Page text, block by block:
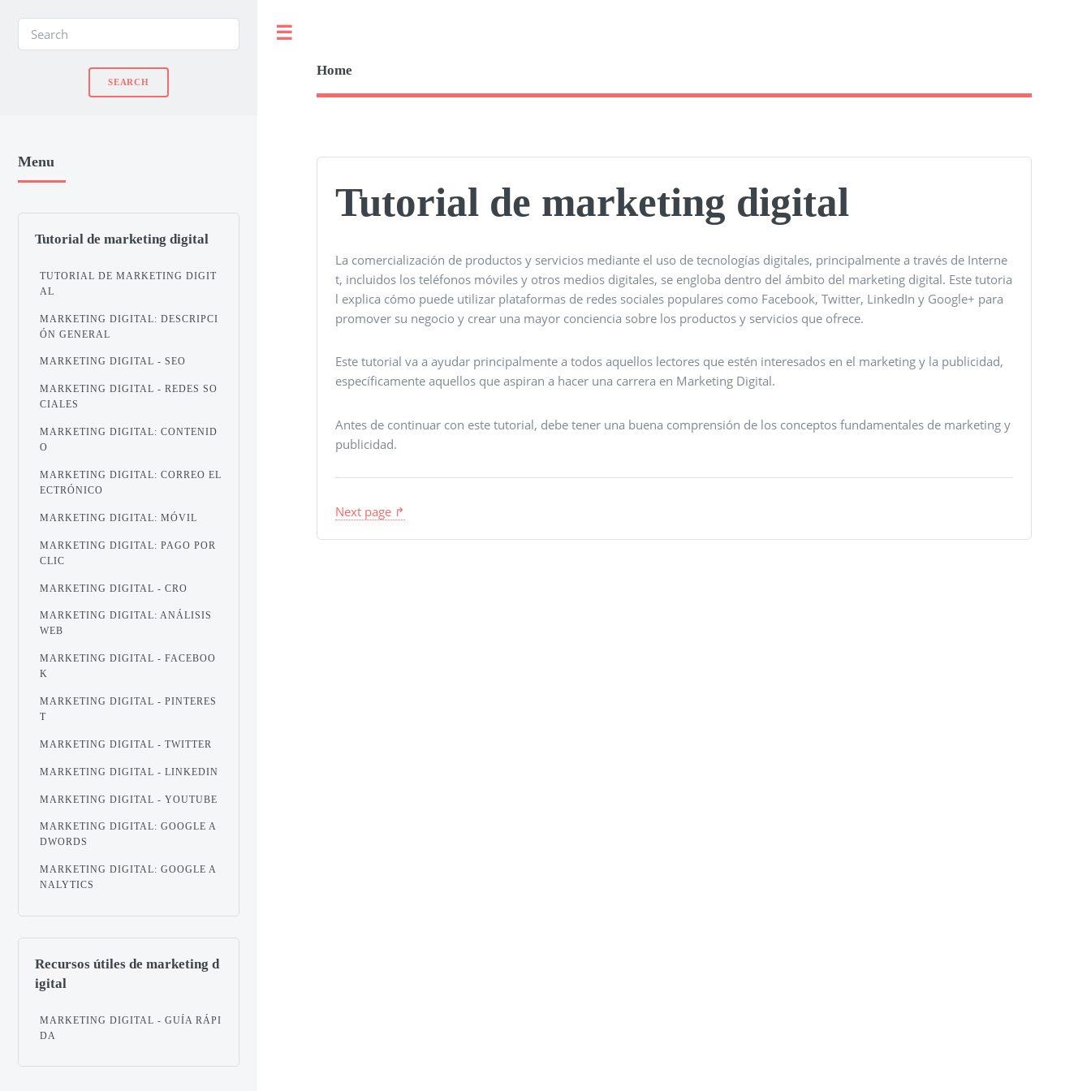
Home
Tutorial de marketing digital
La comercialización de productos y servicios mediante el uso de tecnologías digitales, principalmente a través de Interne
t, incluidos los teléfonos móviles y otros medios digitales, se engloba dentro del ámbito del marketing digital. Este tutoria
l explica cómo puede utilizar plataformas de redes sociales populares como Facebook, Twitter, LinkedIn y Google+ para
promover su negocio y crear una mayor conciencia sobre los productos y servicios que ofrece.
Este tutorial va a ayudar principalmente a todos aquellos lectores que estén interesados ​​en el marketing y la publicidad,
específicamente aquellos que aspiran a hacer una carrera en Marketing Digital.
Antes de continuar con este tutorial, debe tener una buena comprensión de los conceptos fundamentales de marketing y
publicidad.
Next page ↱
Menu
Tutorial de marketing digital
TUTORIAL DE MARKETING DIGIT
AL
MARKETING DIGITAL: DESCRIPCI
ÓN GENERAL
MARKETING DIGITAL - SEO
MARKETING DIGITAL - REDES SO
CIALES
MARKETING DIGITAL: CONTENID
O
MARKETING DIGITAL: CORREO EL
ECTRÓNICO
MARKETING DIGITAL: MÓVIL
MARKETING DIGITAL: PAGO POR
CLIC
MARKETING DIGITAL - CRO
MARKETING DIGITAL: ANÁLISIS
WEB
MARKETING DIGITAL - FACEBOO
K
MARKETING DIGITAL - PINTERES
T
MARKETING DIGITAL - TWITTER
MARKETING DIGITAL - LINKEDIN
MARKETING DIGITAL - YOUTUBE
MARKETING DIGITAL: GOOGLE A
DWORDS
MARKETING DIGITAL: GOOGLE A
NALYTICS
Recursos útiles de marketing d
igital
MARKETING DIGITAL - GUÍA RÁPI
DA